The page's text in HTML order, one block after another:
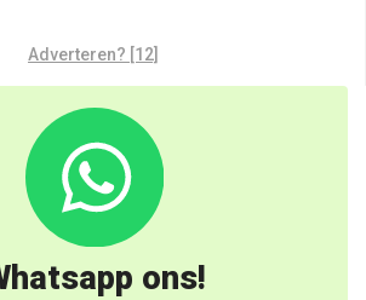
Adverteren? [12]
ons!